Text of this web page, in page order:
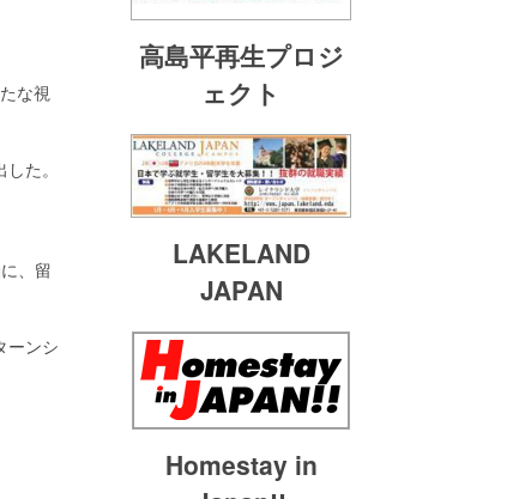
な視
た。
、留
ーンシ
高島平再生プロジ
ェクト
LAKELAND
JAPAN
Homestay in